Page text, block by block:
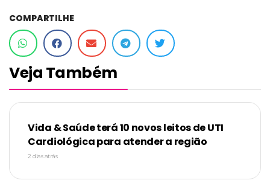
COMPARTILHE
Veja Também
Vida & Saúde terá 10 novos leitos de UTI
Cardiológica para atender a região
2 dias atrás